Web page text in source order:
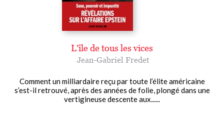
L'île de tous les vices
Jean-Gabriel Fredet
Comment un milliardaire reçu par toute l’élite américaine
s’est-il retrouvé, après des années de folie, plongé dans une
vertigineuse descente aux......